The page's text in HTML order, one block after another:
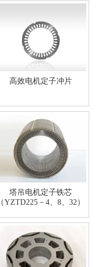
高效电机定子冲片
塔吊电机定子铁芯
（YZTD225－4、8、32）